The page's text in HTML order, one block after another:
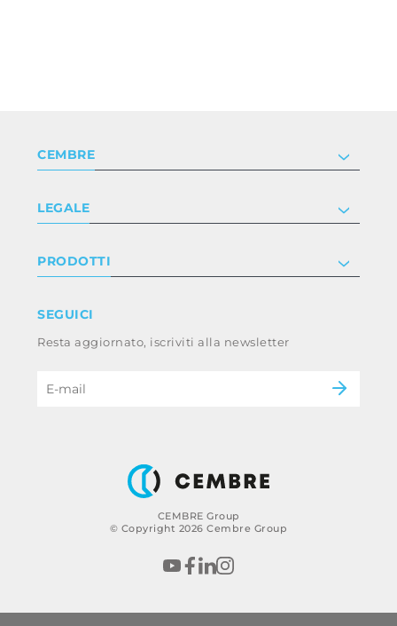
CEMBRE Group
© Copyright 2026 Cembre Group
CEMBRE
Certificazioni
Lavora con noi
LEGALE
Termini e condizioni
Whistleblowing
Codice etico e policy anticorruzione del
PRODOTTI
Power & utilities
B2B Disclaimer
SEGUICI
Resta aggiornato, iscriviti alla newsletter